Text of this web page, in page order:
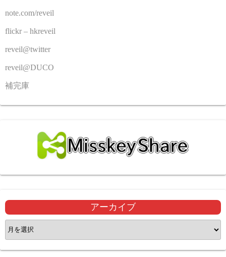
note.com/reveil
flickr – hkreveil
reveil@twitter
reveil@DUCO
補完庫
アーカイブ
ア
ー
カ